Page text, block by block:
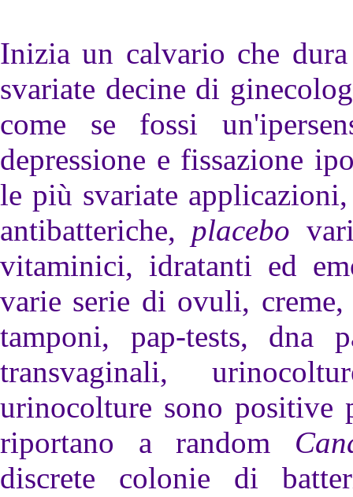
Inizia un calvario che
svariate decine di
come se fossi
depressione e fissazione
le più svariate
antibatteriche, placebo
vitaminici, idratanti ed
varie serie di ovuli,
tamponi, pap-tests, dna
transvaginali,
urinocolture sono positive
riportano a random
discrete colonie di